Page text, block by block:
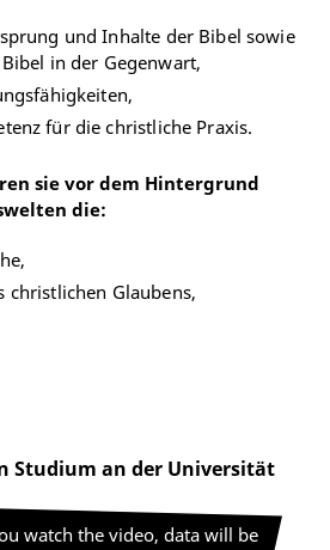
und Inhalte der Bibel sowie
in der Gegenwart,
für die christliche Praxis.
sie vor dem Hintergrund
die:
christlichen Glaubens,
Studium an der Universität
watch the video, data will be